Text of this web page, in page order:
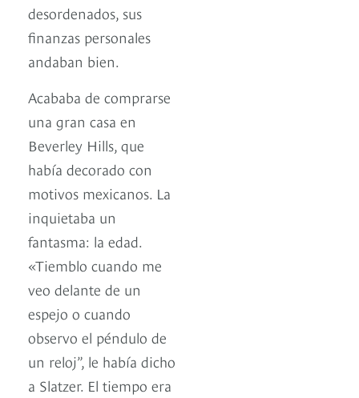
desordenados, sus
finanzas personales
andaban bien.
Acababa de comprarse
una gran casa en
Beverley Hills, que
había decorado con
motivos mexicanos. La
inquietaba un
fantasma: la edad.
«Tiemblo cuando me
veo delante de un
espejo o cuando
observo el péndulo de
un reloj”, le había dicho
a Slatzer. El tiempo era